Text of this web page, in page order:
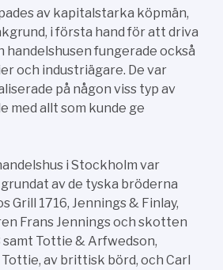
av kapitalstarka köpmän,
i första hand för att driva
handelshusen fungerade också
och industriägare. De var
på någon viss typ av
med allt som kunde ge
i Stockholm var
av de tyska bröderna
Grill 1716, Jennings & Finlay,
Frans Jennings och skotten
samt Tottie & Arfwedson,
av brittisk börd, och Carl